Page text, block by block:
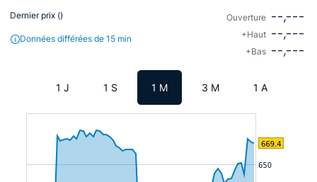
Dernier prix ()
Données différées de 15 min
Ouverture --,---
+Haut --,---
+Bas --,---
1 J 1 S 1 M 3 M 1 A